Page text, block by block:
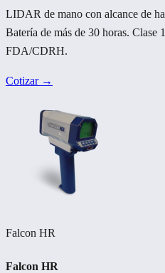
LIDAR de mano con alcance de
Batería de más de 30 horas. Clase
FDA/CDRH.
Cotizar →
Falcon HR
Falcon HR